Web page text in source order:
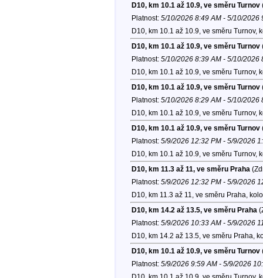
D10, km 10.1 až 10.9, ve směru Turnov
Platnost: 5/10/2026 8:49 AM - 5/10/2026
D10, km 10.1 až 10.9, ve směru Turnov,
D10, km 10.1 až 10.9, ve směru Turnov
Platnost: 5/10/2026 8:39 AM - 5/10/2026
D10, km 10.1 až 10.9, ve směru Turnov,
D10, km 10.1 až 10.9, ve směru Turnov
Platnost: 5/10/2026 8:29 AM - 5/10/2026
D10, km 10.1 až 10.9, ve směru Turnov,
D10, km 10.1 až 10.9, ve směru Turnov
Platnost: 5/9/2026 12:32 PM - 5/9/2026
D10, km 10.1 až 10.9, ve směru Turnov,
D10, km 11.3 až 11, ve směru Praha
Platnost: 5/9/2026 12:32 PM - 5/9/2026
D10, km 11.3 až 11, ve směru Praha,
D10, km 14.2 až 13.5, ve směru Praha
Platnost: 5/9/2026 10:33 AM - 5/9/2026
D10, km 14.2 až 13.5, ve směru Praha,
D10, km 10.1 až 10.9, ve směru Turnov
Platnost: 5/9/2026 9:59 AM - 5/9/2026